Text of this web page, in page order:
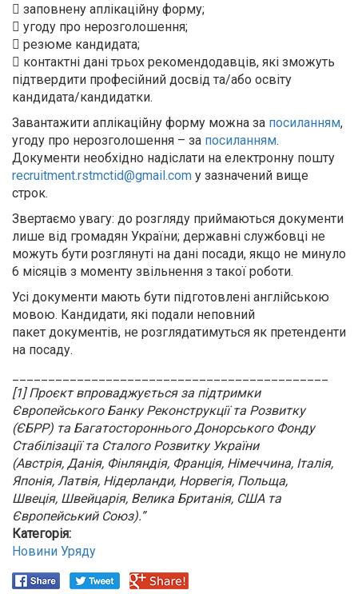
 заповнену аплікаційну форму;
 угоду про нерозголошення;
 резюме кандидата;
 контактні дані трьох рекомендодавців, які зможуть
підтвердити професійний досвід та/або освіту
кандидата/кандидатки.
Завантажити аплікаційну форму можна за посиланням,
угоду про нерозголошення – за посиланням.
Документи необхідно надіслати на електронну пошту
recruitment.rstmctid@gmail.com у зазначений вище
строк.
Звертаємо увагу: до розгляду приймаються документи
лише від громадян України; державні службовці не
можуть бути розглянуті на дані посади, якщо не минуло
6 місяців з моменту звільнення з такої роботи.
Усі документи мають бути підготовлені англійською
мовою. Кандидати, які подали неповний
пакет документів, не розглядатимуться як претенденти
на посаду.
[1] Проєкт впроваджується за підтримки
Європейського Банку Реконструкції та Розвитку
(ЄБРР) та Багатостороннього Донорського Фонду
Стабілізації та Сталого Розвитку України
(Австрія, Данія, Фінляндія, Франція, Німеччина, Італія,
Японія, Латвія, Нідерланди, Норвегія, Польща,
Швеція, Швейцарія, Велика Британія, США та
Європейський Союз).”
Категорія:
Новини Уряду